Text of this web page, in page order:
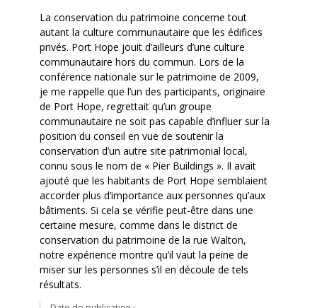
La conservation du patrimoine concerne tout
autant la culture communautaire que les édifices
privés. Port Hope jouit d’ailleurs d’une culture
communautaire hors du commun. Lors de la
conférence nationale sur le patrimoine de 2009,
je me rappelle que l’un des participants, originaire
de Port Hope, regrettait qu’un groupe
communautaire ne soit pas capable d’influer sur la
position du conseil en vue de soutenir la
conservation d’un autre site patrimonial local,
connu sous le nom de « Pier Buildings ». Il avait
ajouté que les habitants de Port Hope semblaient
accorder plus d’importance aux personnes qu’aux
bâtiments. Si cela se vérifie peut-être dans une
certaine mesure, comme dans le district de
conservation du patrimoine de la rue Walton,
notre expérience montre qu’il vaut la peine de
miser sur les personnes s’il en découle de tels
résultats.